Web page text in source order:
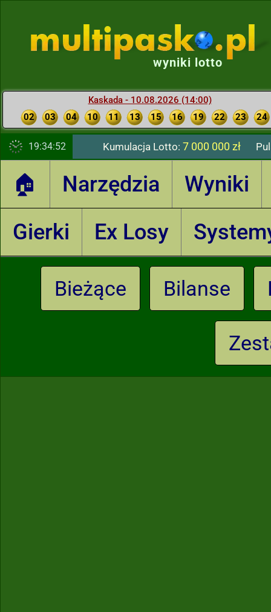
wyniki lotto
Kaskada - 10.08.2026 (14:00)
02
03 04 10 11 13 15 16 19 22 23 24
19:34:53 Kumulacja Lotto: 7 000 000 zł
🏠 Narzędzia
Wyniki
Gierki
Ex Losy
Bieżące Bilanse